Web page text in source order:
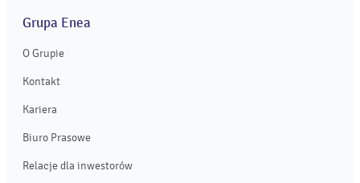
Grupa Enea
O Grupie
Kontakt
Kariera
Biuro Prasowe
Relacje dla inwestorów